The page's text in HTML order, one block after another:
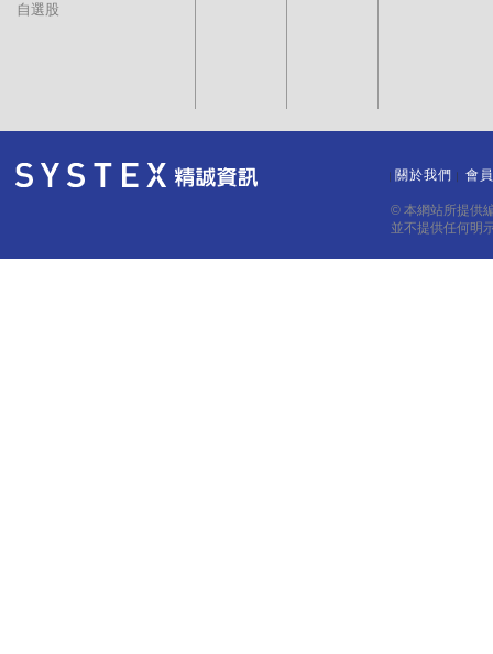
自選股
關於我們 會
© 本網站所提供
並不提供任何明